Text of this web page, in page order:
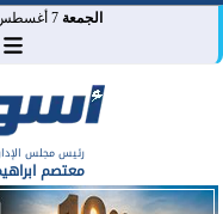
الجمعة 7 أغسطس 2026
رئيس مجلس
معتصم